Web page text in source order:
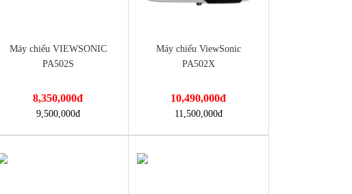
https://dienmayminhan.com/may-
Máy chiếu VIEWSONIC
PA502S
8,350,000đ
9,500,000đ
https://dienmayminhan.com/may-
Máy chiếu ViewSonic
PA502X
10,490,000đ
11,500,000đ